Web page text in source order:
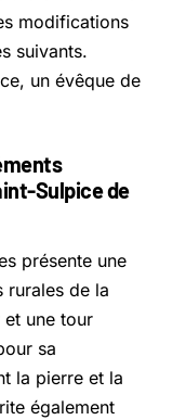
modifications
suivants.
un évêque de
Sulpice de
présente une
rurales de la
une tour
sa
la pierre et la
également